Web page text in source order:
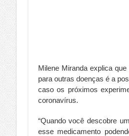
Milene Miranda explica
para outras doenças é a
caso os próximos
coronavírus.
“Quando você descobre
esse medicamento